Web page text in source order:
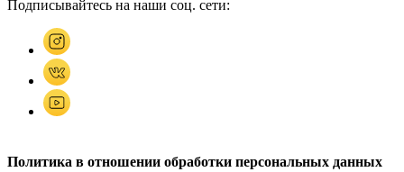
Подписывайтесь на наши соц. сети:
Политика в отношении обработки персональных данных